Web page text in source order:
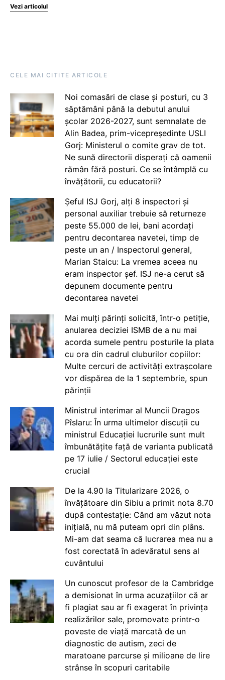
Vezi articolul
CELE MAI CITITE ARTICOLE
Noi comasări de clase și posturi, cu 3
săptămâni până la debutul anului
școlar 2026-2027, sunt semnalate de
Alin Badea, prim-vicepreședinte USLI
Gorj: Ministerul o comite grav de tot.
Ne sună directorii disperați că oamenii
rămân fără posturi. Ce se întâmplă cu
învățătorii, cu educatorii?
Șeful ISJ Gorj, alți 8 inspectori și
personal auxiliar trebuie să returneze
peste 55.000 de lei, bani acordați
pentru decontarea navetei, timp de
peste un an / Inspectorul general,
Marian Staicu: La vremea aceea nu
eram inspector șef. ISJ ne-a cerut să
depunem documente pentru
decontarea navetei
Mai mulți părinți solicită, într-o petiție,
anularea deciziei ISMB de a nu mai
acorda sumele pentru posturile la plata
cu ora din cadrul cluburilor copiilor:
Multe cercuri de activități extrașcolare
vor dispărea de la 1 septembrie, spun
părinții
Ministrul interimar al Muncii Dragos
Pîslaru: În urma ultimelor discuții cu
ministrul Educației lucrurile sunt mult
îmbunătățite față de varianta publicată
pe 17 iulie / Sectorul educației este
crucial
De la 4.90 la Titularizare 2026, o
învățătoare din Sibiu a primit nota 8.70
după contestație: Când am văzut nota
inițială, nu mă puteam opri din plâns.
Mi-am dat seama că lucrarea mea nu a
fost corectată în adevăratul sens al
cuvântului
Un cunoscut profesor de la Cambridge
a demisionat în urma acuzațiilor că ar
fi plagiat sau ar fi exagerat în privința
realizărilor sale, promovate printr-o
poveste de viață marcată de un
diagnostic de autism, zeci de
maratoane parcurse și milioane de lire
strânse în scopuri caritabile